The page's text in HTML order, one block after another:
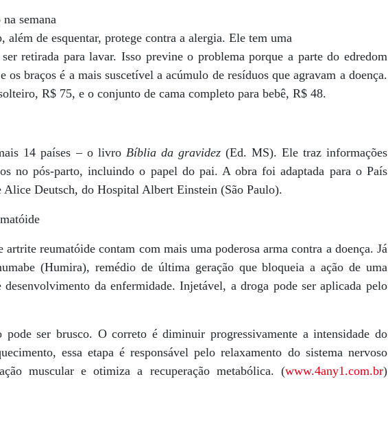
semana
além de esquentar, protege contra a alergia. Ele tem uma
retirada para lavar. Isso previne o problema porque a parte do edredom
os braços é a mais suscetível a acúmulo de resíduos que agravam a doença.
R$ 75, e o conjunto de cama completo para bebê, R$ 48.
14 países – o livro Bíblia da gravidez(Ed. MS). Ele traz informações
no pós-parto, incluindo o papel do pai. A obra foi adaptada para o País
Deutsch, do Hospital Albert Einstein (São Paulo).
artrite reumatóide contam com mais uma poderosa arma contra a doença. Já
(Humira), remédio de última geração que bloqueia a ação de uma
da enfermidade. Injetável, a droga pode ser aplicada pelo
ser brusco. O correto é diminuir progressivamente a intensidade do
essa etapa é responsável pelo relaxamento do sistema nervoso
muscular e otimiza a recuperação metabólica. (www.4any1.com.br)